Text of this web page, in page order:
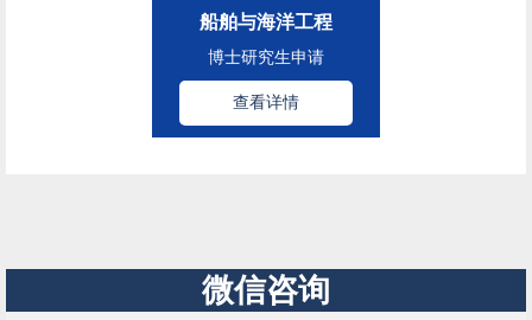
船舶与海洋工程
博士研究生申请
查看详情
微信咨询